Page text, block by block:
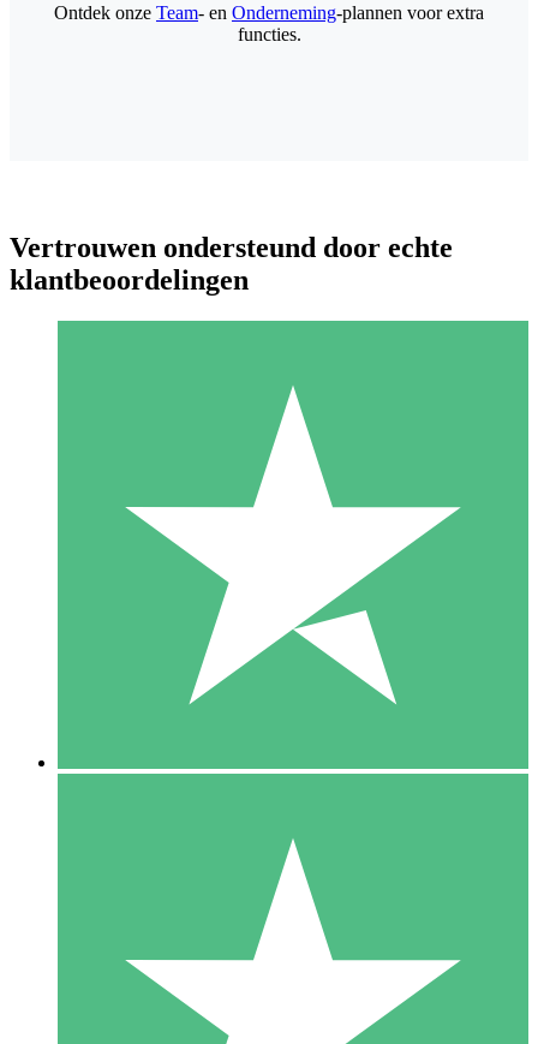
Individuele Creditpakketten
Betaal per gebruik met downloadtegoeden. Geen maandelijkse
1000
10 Downloaden
20 00
Ontdek onze Team- en Onderneming-plannen voor extra
functies.
Vertrouwen ondersteund door echte
klantbeoordelingen